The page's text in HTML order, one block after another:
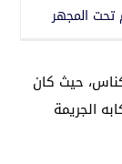
تحت المجهر
حيث كان
الجريمة